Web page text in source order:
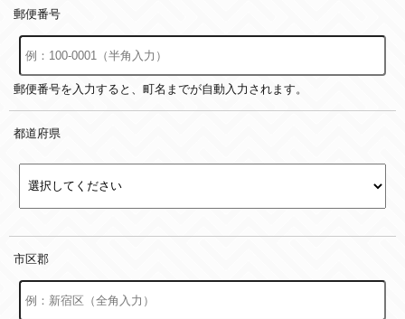
郵便番号
郵便番号を入力すると、町名までが自動入力されます。
都道府県
市区郡